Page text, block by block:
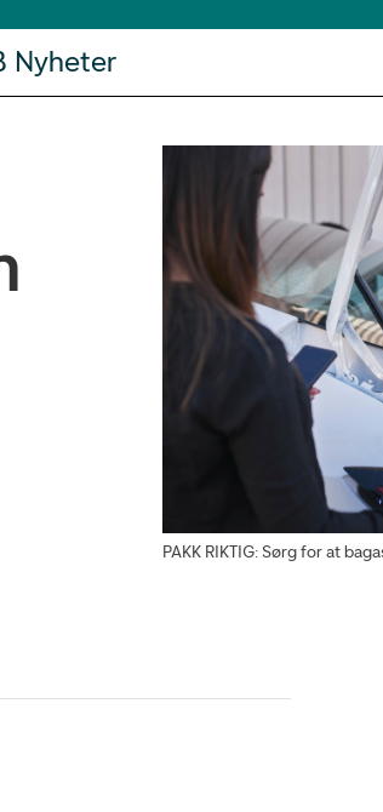
Nyheter
PAKK RIKTIG: Sørg for at